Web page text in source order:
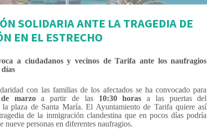
SOLIDARIA ANTE LA TRAGEDIA DE
EN EL ESTRECHO
a ciudadanos y vecinos de Tarifa ante los naufragios
con las familias de los afectados se ha convocado para
marzoa partir de las 10:30 horas a las puertas del
plaza de Santa María. El Ayuntamiento de Tarifa quiere así
de la inmigración clandestina que en pocos días podría
nueve personas en diferentes naufragios.